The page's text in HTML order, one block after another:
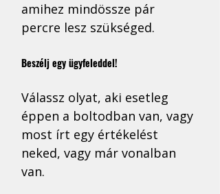
amihez mindössze pár
percre lesz szükséged.
Beszélj egy ügyfeleddel!
Válassz olyat, aki esetleg
éppen a boltodban van, vagy
most írt egy értékelést
neked, vagy már vonalban
van.